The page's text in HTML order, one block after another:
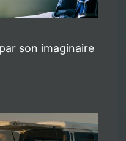
son imaginaire